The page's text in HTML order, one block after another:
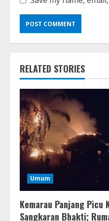
RELATED STORIES
Umum
Kemarau Panjang Picu
Sangkaran Bhakti;